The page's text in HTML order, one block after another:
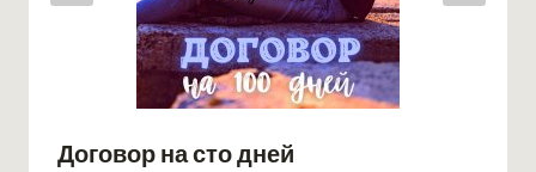
Договор на сто дней